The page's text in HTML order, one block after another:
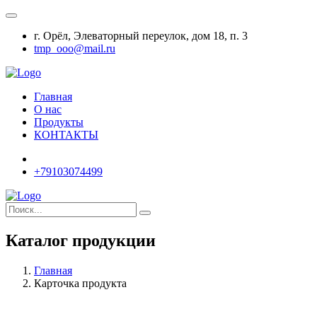
г. Орёл, Элеваторный переулок, дом 18, п. 3
tmp_ooo@mail.ru
Главная
О нас
Продукты
КОНТАКТЫ
+79103074499
Каталог продукции
Главная
Карточка продукта